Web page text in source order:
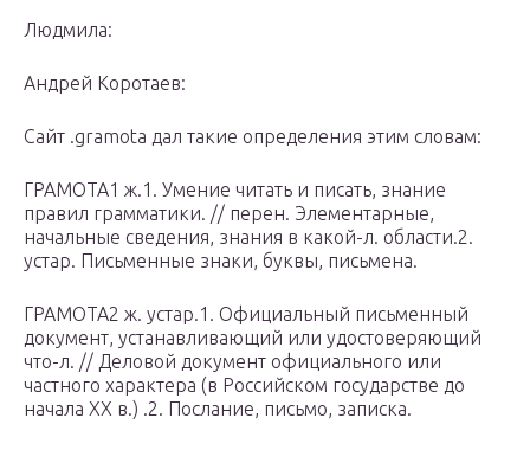
Людмила:
Андрей Коротаев:
Сайт .gramota дал такие определения этим словам:
ГРАМОТА1 ж.1. Умение читать и писать, знание
правил грамматики. // перен. Элементарные,
начальные сведения, знания в какой-л. области.2.
устар. Письменные знаки, буквы, письмена.
ГРАМОТА2 ж. устар.1. Официальный письменный
документ, устанавливающий или удостоверяющий
что-л. // Деловой документ официального или
частного характера (в Российском государстве до
начала XX в.) .2. Послание, письмо, записка.